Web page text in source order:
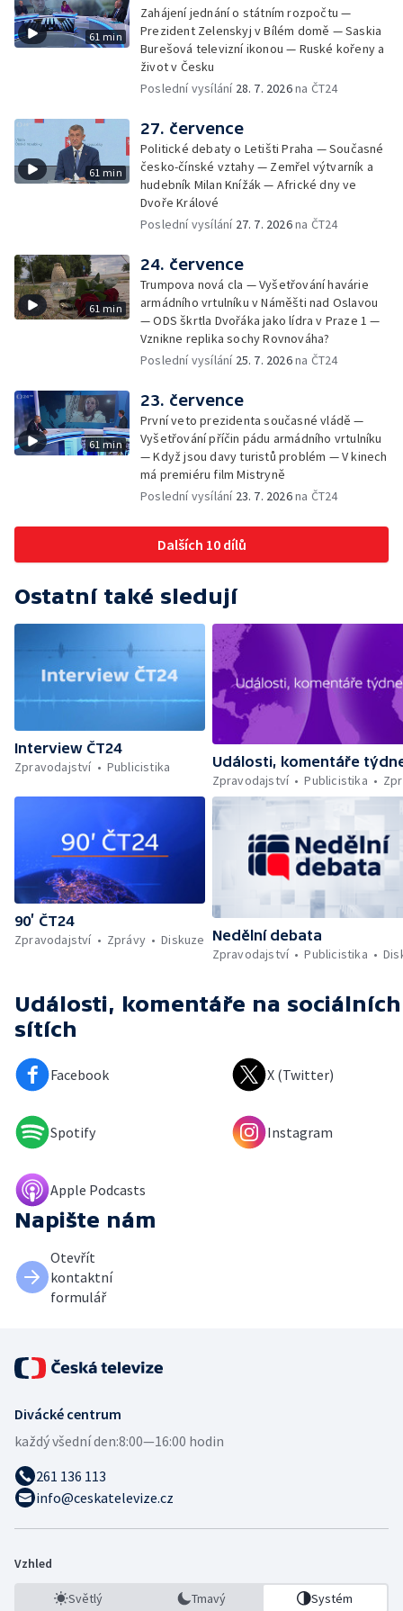
61 min
Zahájení jednání o státním rozpočtu —
Prezident Zelenskyj v Bílém domě — Saskia
Burešová televizní ikonou — Ruské kořeny a
život v Česku
Poslední vysílání 28. 7. 2026na ČT24
61 min
27. července
Politické debaty o Letišti Praha — Současné
česko-čínské vztahy — Zemřel výtvarník a
hudebník Milan Knížák — Africké dny ve
Dvoře Králové
Poslední vysílání 27. 7. 2026na ČT24
61 min
24. července
Trumpova nová cla — Vyšetřování havárie
armádního vrtulníku v Náměšti nad Oslavou
— ODS škrtla Dvořáka jako lídra v Praze 1 —
Vznikne replika sochy Rovnováha?
Poslední vysílání 25. 7. 2026na ČT24
61 min
23. července
První veto prezidenta současné vládě —
Vyšetřování příčin pádu armádního vrtulníku
— Když jsou davy turistů problém — V kinech
má premiéru film Mistryně
Poslední vysílání 23. 7. 2026na ČT24
Dalších 10 dílů
Ostatní také sledují
Interview ČT24
Zpravodajství
Publicistika
Události, komentáře
Zpravodajství
Publicistika
90’ ČT24
Zpravodajství
Zprávy Diskuze
Nedělní debata
Zpravodajství
Publicistika
Události, komentáře na sociálních
sítích
Facebook X (Twitter)
Spotify Instagram
Apple Podcasts
Napište nám
Otevřít
kontaktní
formulář
Divácké centrum
každý všední den:8:00—16:00 hodin
261 136 113
info@ceskatelevize.cz
Vzhled
Světlý Tmavý Systém